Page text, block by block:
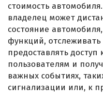
стоимость
владелец может
состояние
функций,
предоставлять
пользователям и
важных событиях,
сигнализации или, к